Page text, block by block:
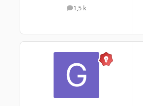
1,5 k
messages